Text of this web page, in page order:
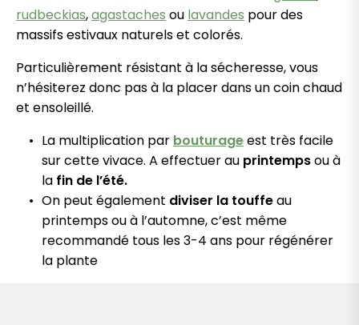
rudbeckias,agastaches ou lavandes pour des
massifs estivaux naturels et colorés.
Particulièrement résistant à la sécheresse, vous
n’hésiterez donc pas à la placer dans un coin chaud
et ensoleillé.
La multiplication par bouturageest très facile
sur cette vivace. A effectuer au printempsou à
la fin de l’été.
On peut également diviser la touffeau
printemps ou à l’automne, c’est même
recommandé tous les 3-4 ans pour régénérer
la plante